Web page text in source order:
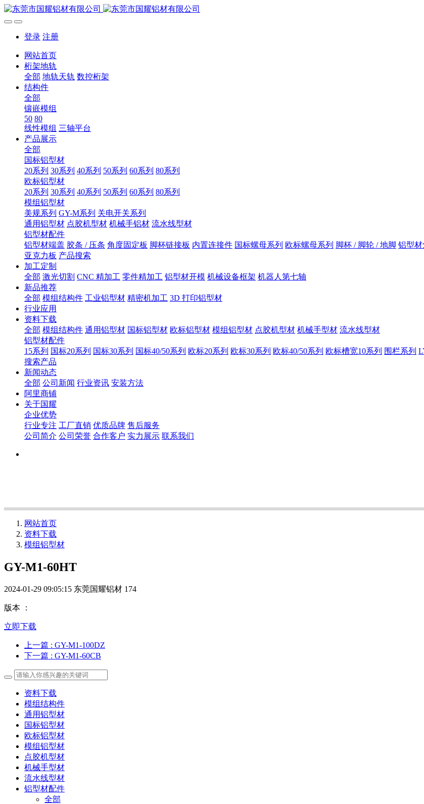
登录 注册
网站首页
桁架地轨
全部 地轨天轨 数控桁架
结构件
全部
镶嵌模组
50 80
线性模组 三轴平台
产品展示
全部
国标铝型材
20系列 30系列 40系列 50系列 60系列 80系列
欧标铝型材
20系列 30系列 40系列 50系列 60系列 80系列
模组铝型材
美规系列 GY-M系列 关电开关系列
通用铝型材 点胶机型材 机械手铝材 流水线型材
铝型材配件
铝型材端盖 胶条 / 压条 角度固定板 脚杯链接板 内置连接件 国标螺母系列 欧标螺母系列 脚杯 / 脚轮 / 地脚 铝型
亚克力板 产品搜索
加工定制
全部 激光切割 CNC 精加工 零件精加工 铝型材开模 机械设备框架 机器人第七轴
新品推荐
全部 模组结构件 工业铝型材 精密机加工 3D 打印铝型材
行业应用
资料下载
全部 模组结构件 通用铝型材 国标铝型材 欧标铝型材 模组铝型材 点胶机型材 机械手型材 流水线型材
铝型材配件
15系列 国标20系列 国标30系列 国标40/50系列 欧标20系列 欧标30系列 欧标40/50系列 欧标槽宽10系列 围栏系列
搜索产品
新闻动态
全部 公司新闻 行业资讯 安装方法
阿里商铺
关于国耀
企业优势
行业专注 工厂直销 优质品牌 售后服务
公司简介 公司荣誉 合作客户 实力展示 联系我们
网站首页
资料下载
模组铝型材
GY-M1-60HT
2024-01-29 09:05:15 东莞国耀铝材 174
版本 ：
立即下载
上一篇 : GY-M1-100DZ
下一篇 : GY-M1-60CB
资料下载
模组结构件
通用铝型材
国标铝型材
欧标铝型材
模组铝型材
点胶机型材
机械手型材
流水线型材
铝型材配件
全部